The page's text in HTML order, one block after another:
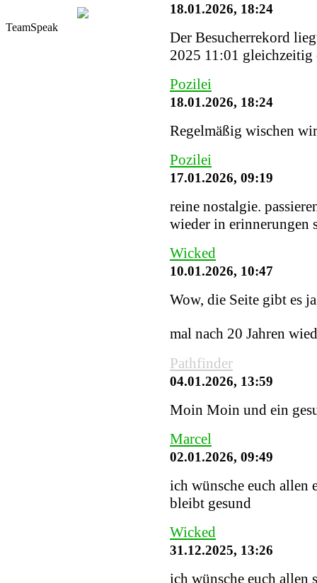
TeamSpeak
18.01.2026, 18:24
Der Besucherrekord
2025 11:01 gleichzeitig
Pozilei
18.01.2026, 18:24
Regelmäßig wischen
Pozilei
17.01.2026, 09:19
reine nostalgie.
wieder in erinnerungen
Wicked
10.01.2026, 10:47
Wow, die Seite gibt es
mal nach 20 Jahren
Pathfinder
04.01.2026, 13:59
Moin Moin und ein
Marcel
02.01.2026, 09:49
ich wünsche euch allen
bleibt gesund
Wicked
31.12.2025, 13:26
ich wünsche euch allen